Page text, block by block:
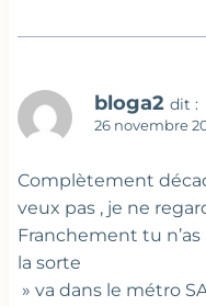
bloga2 dit :
26 novembre
Complètement
veux pas , je ne
Franchement tu
la sorte
» va dans le métro